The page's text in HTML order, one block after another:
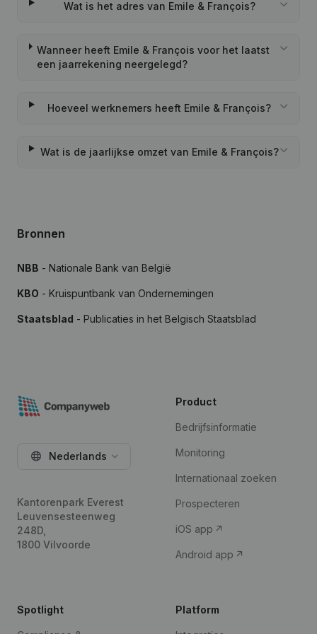
Wat is het adres van Emile & François?
Wanneer heeft Emile & François voor het laatst
een jaarrekening neergelegd?
Hoeveel werknemers heeft Emile & François?
Wat is de jaarlijkse omzet van Emile & François?
Bronnen
NBB - Nationale Bank van België
KBO - Kruispuntbank van Ondernemingen
Staatsblad - Publicaties in het Belgisch Staatsblad
Nederlands
Kantorenpark Everest
Leuvensesteenweg
248D,
1800 Vilvoorde
Product
Bedrijfsinformatie
Monitoring
Internationaal zoeken
Prospecteren
iOS app
Android app
Spotlight Platform